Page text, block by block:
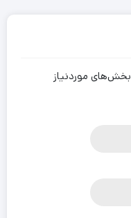
بخش‌های موردنیاز